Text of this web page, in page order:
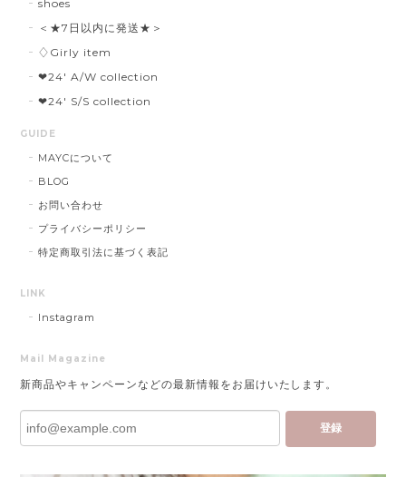
shoes
＜★7日以内に発送★＞
♢Girly item
❤︎24' A/W collection
❤︎24' S/S collection
GUIDE
MAYCについて
BLOG
お問い合わせ
プライバシーポリシー
特定商取引法に基づく表記
LINK
Instagram
Mail Magazine
新商品やキャンペーンなどの最新情報をお届けいたします。
登録